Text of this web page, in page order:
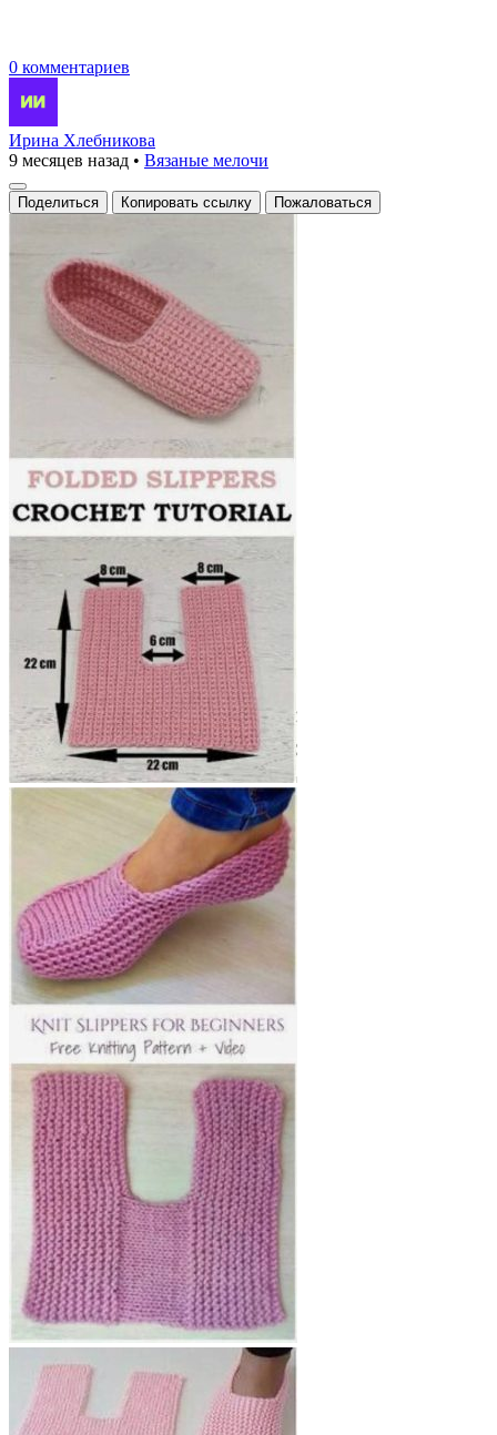
0 комментариев
Ирина Хлебникова
9 месяцев назад • Вязаные мелочи
Поделиться Копировать ссылку Пожаловаться